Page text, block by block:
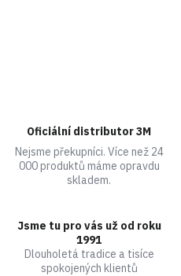
Oficiální distributor 3M
Nejsme překupníci. Více než 24
000 produktů máme opravdu
skladem.
Jsme tu pro vás už od roku
1991
Dlouholetá tradice a tisíce
spokojených klientů